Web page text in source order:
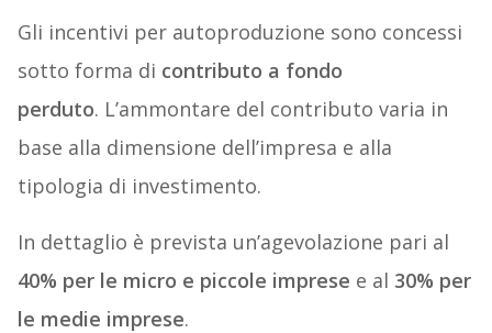
Gli incentivi per autoproduzione sono concessi
sotto forma di contributo a fondo
perduto. L’ammontare del contributo varia in
base alla dimensione dell’impresa e alla
tipologia di investimento.
In dettaglio è prevista un’agevolazione pari al
40% per le micro e piccole imprese e al 30% per
le medie imprese.